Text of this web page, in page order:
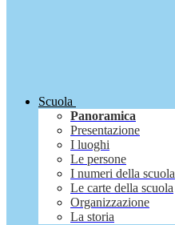
Scuola
Panoramica
Presentazione
I luoghi
Le persone
I numeri della scuola
Le carte della scuola
Organizzazione
La storia